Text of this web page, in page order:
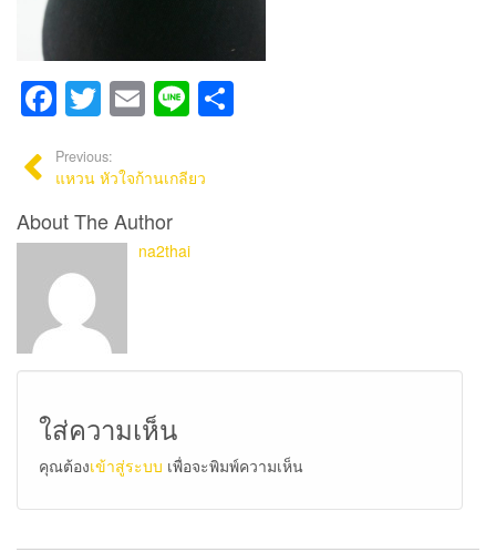
Facebook
Twitter
Email
Line
Previous:
แหวน หัวใจก้านเกลียว
About The Author
na2thai
ใส่ความเห็น
คุณต้องเข้าสู่ระบบ เพื่อจะพิมพ์ความเห็น